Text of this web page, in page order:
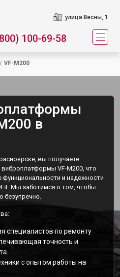
улица Весны, 1
100-69-58
/ VF-M200
в
вы получаете
VF-M200, что
функциональности и надежности
Мы заботимся о том, чтобы
безупречно.
специалистов по ремонту
точность и
с опытом работы на